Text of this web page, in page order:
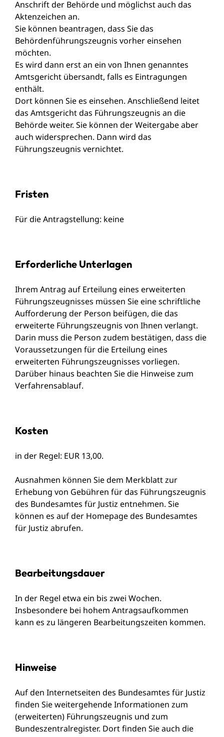
Anschrift der Behörde und möglichst auch das
Aktenzeichen an.
Sie können beantragen, dass Sie das
Behördenführungszeugnis vorher einsehen
möchten.
Es wird dann erst an ein von Ihnen genanntes
Amtsgericht übersandt, falls es Eintragungen
enthält.
Dort können Sie es einsehen. Anschließend leitet
das Amtsgericht das Führungszeugnis an die
Behörde weiter. Sie können der Weitergabe aber
auch widersprechen. Dann wird das
Führungszeugnis vernichtet.
Fristen
Für die Antragstellung: keine
Erforderliche Unterlagen
Ihrem Antrag auf Erteilung eines erweiterten
Führungszeugnisses müssen Sie eine schriftliche
Aufforderung der Person beifügen, die das
erweiterte Führungszeugnis von Ihnen verlangt.
Darin muss die Person zudem bestätigen, dass die
Voraussetzungen für die Erteilung eines
erweiterten Führungszeugnisses vorliegen.
Darüber hinaus beachten Sie die Hinweise zum
Verfahrensablauf.
Kosten
in der Regel: EUR 13,00.
Ausnahmen können Sie dem Merkblatt zur
Erhebung von Gebühren für das Führungszeugnis
des Bundesamtes für Justiz entnehmen. Sie
können es auf der Homepage des Bundesamtes
für Justiz abrufen.
Bearbeitungsdauer
In der Regel etwa ein bis zwei Wochen.
Insbesondere bei hohem Antragsaufkommen
kann es zu längeren Bearbeitungszeiten kommen.
Hinweise
Auf den Internetseiten des Bundesamtes für Justiz
finden Sie weitergehende Informationen zum
(erweiterten) Führungszeugnis und zum
Bundeszentralregister. Dort finden Sie auch die